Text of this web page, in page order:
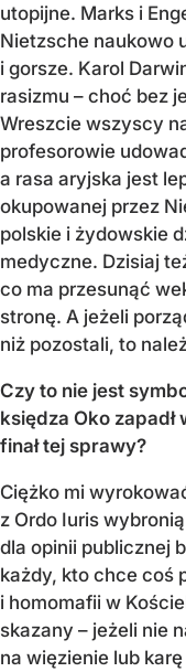
utopijne. Marks i
Nietzsche naukowo
i gorsze. Karol
rasizmu – choć bez
Wreszcie wszyscy
profesorowie
a rasa aryjska jest
okupowanej przez
polskie i żydowskie
medyczne. Dzisiaj
co ma przesunąć
stronę. A jeżeli
niż pozostali, to
Czy to nie jest
księdza Oko zapadł
finał tej sprawy?
Ciężko mi
z Ordo Iuris
dla opinii publicznej
każdy, kto chce coś
i homomafii w
skazany – jeżeli nie
na więzienie lub